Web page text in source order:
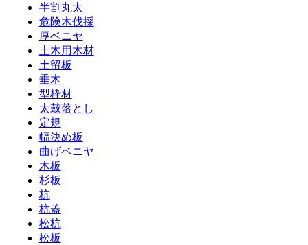
半割丸太
危険木伐採
厚ベニヤ
土木用木材
土留板
垂木
型枠材
太鼓落とし
定規
幅決め板
曲げベニヤ
木板
杉板
杭
杭蓋
松杭
松板